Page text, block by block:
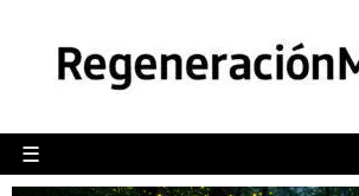
☰
POLÍTICA
CAMALEÓN